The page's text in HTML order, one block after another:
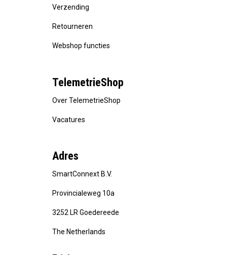
Verzending
Retourneren
Webshop functies
TelemetrieShop
Over TelemetrieShop
Vacatures
Adres
SmartConnext B.V.
Provincialeweg 10a
3252 LR Goedereede
The Netherlands